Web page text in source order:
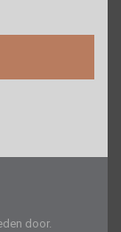
door.